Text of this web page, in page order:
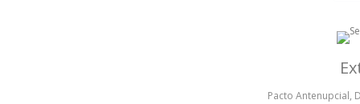
Pacto Antenupcial,